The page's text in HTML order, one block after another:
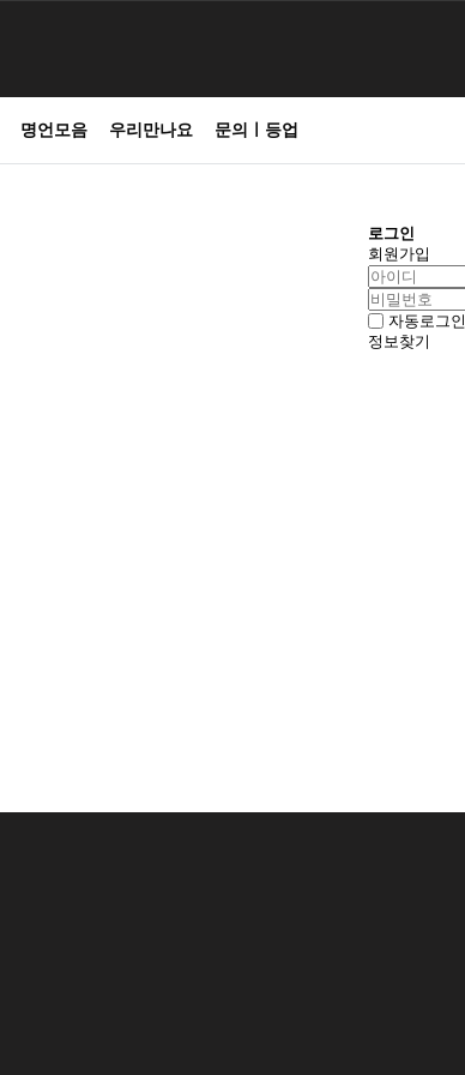
명언모음 우리만나요 문의ㅣ등업
로그인
회원가입
자동로그인
정보찾기